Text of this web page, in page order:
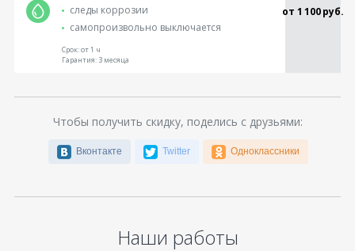
следы коррозии
самопроизвольно выключается
от 1 100 руб.
Срок:от 1 ч
Гарантия:3 месяца
Чтобы получить скидку, поделись с друзьями:
Вконтакте Twitter Одноклассники
Наши работы